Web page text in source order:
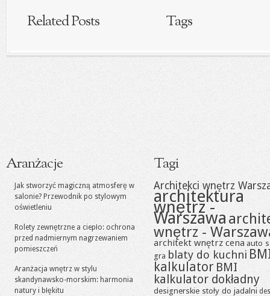
Related Posts Tags
Aranżacje
Jak stworzyć magiczną atmosferę w
salonie? Przewodnik po stylowym
oświetleniu
Rolety zewnętrzne a ciepło: ochrona
przed nadmiernym nagrzewaniem
pomieszczeń
Aranżacja wnętrz w stylu
skandynawsko-morskim: harmonia
natury i błękitu
Tagi
Architekci wnętrz
architektura
wnętrz -
Warszawa
wnętrz -
architekt wnętrz cena auto
gra blaty do kuchni
kalkulator BMI
kalkulator dokładny
designerskie stoły do jadalni